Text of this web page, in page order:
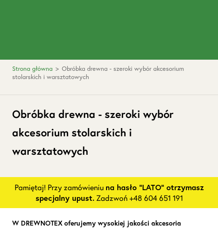
Strona główna > Obróbka drewna - szeroki wybór akcesorium
stolarskich i warsztatowych
Obróbka drewna - szeroki wybór
akcesorium stolarskich i
warsztatowych
Pamiętaj! Przy zamówieniu na hasło "LATO" otrzymasz
specjalny upust.Zadzwoń +48 604 651 191
W DREWNOTEX oferujemy wysokiej jakości akcesoria